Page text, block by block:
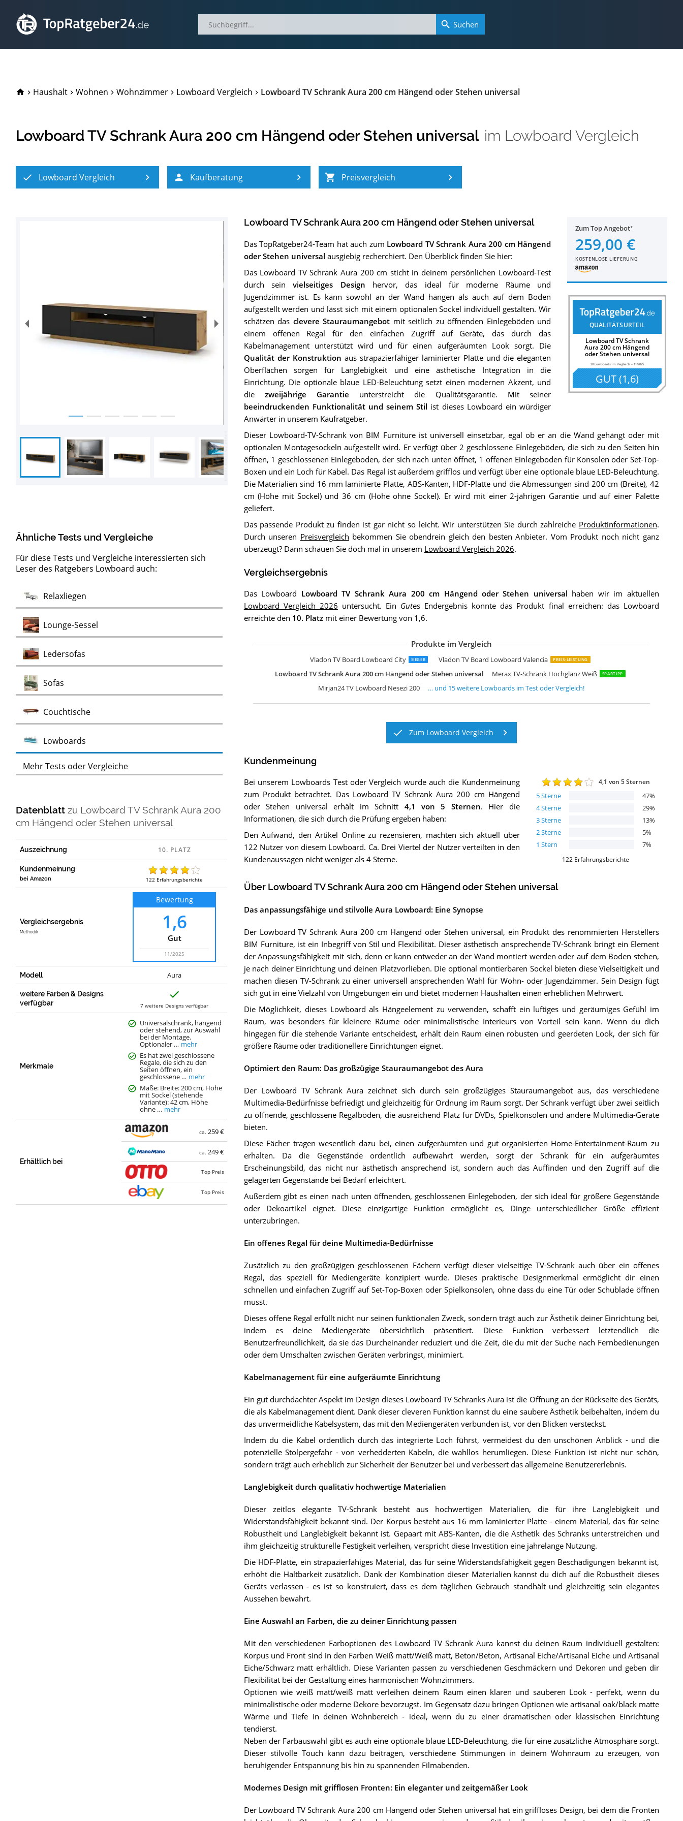
TopRatgeber24.de
Haushalt Wohnen Wohnzimmer Lowboard Vergleich Lowboard TV Schrank Aura 200 cm Hängend oder Stehen universal
Lowboard TV Schrank Aura 200 cm Hängend oder Stehen universal im Lowboard Vergleich
Lowboard Vergleich Kaufberatung Preisvergleich
Ähnliche Tests und Vergleiche
Für diese Tests und Vergleiche interessierten sich
Leser des Ratgebers Lowboard auch:
Relaxliegen
Lounge-Sessel
Ledersofas
Sofas
CouchtischeTest
Lowboards
SideboardsTest
Kommoden
Barock
KommodenTest
ClubsesselTest
MöbelklassikerTest
SchaukelstühleTest
VitrinenTest
Wohnwände
ChaiselonguesTest
Vintage SesselTest
Mehr Tests oder Vergleiche
Datenblattzu Lowboard TV Schrank Aura 200
cm Hängend oder Stehen universal
Auszeichnung
Kundenmeinung
bei Amazon 122 Erfahrungsberichte
Vergleichsergebnis
Methodik
Bewertung
1,6
Gut
11/2025
Modell Aura
weitere Farben & Designs
verfügbar
7 weitere Designs verfügbar
Merkmale
Universalschrank, hängend
oder stehend, zur Auswahl
bei der Montage.
Optionaler … mehr
Es hat zwei geschlossene
Regale, die sich zu den
Seiten öffnen, ein
geschlossene … mehr
Maße: Breite: 200 cm, Höhe
mit Sockel (stehende
Variante): 42 cm, Höhe
ohne … mehr
Erhältlich bei
ca. 259 €
ca. 249 €
Top Preis
Top Preis
Zum Top Angebot
259,00 €
KOSTENLOSE LIEFERUNG
QUALITÄTSURTEIL
Lowboard TV Schrank
Aura 200 cm Hängend
oder Stehen universal
20 Lowboards im Vergleich– 11/2025
GUT(1,6)
Lowboard TV Schrank Aura 200 cm Hängend oder Stehen universal
Das TopRatgeber24-Team hat auch zum Lowboard TV Schrank Aura 200 cm Hängend
oder Stehen universal ausgiebig recherchiert. Den Überblick finden Sie hier:
Das Lowboard TV Schrank Aura 200 cm sticht in deinem persönlichen Lowboard-Test
durch seinvielseitiges Design hervor, das ideal für moderne Räume und
Jugendzimmer ist. Es kann sowohl an der Wand hängen als auch auf dem Boden
aufgestellt werden und lässt sich mit einem optionalen Sockel individuell gestalten. Wir
schätzen das clevere Stauraumangebot mit seitlich zu öffnenden Einlegeböden und
einem offenen Regal für den einfachen Zugriff auf Geräte, das durch das
Kabelmanagement unterstützt wird und für einen aufgeräumten Look sorgt. Die
Qualität der Konstruktion aus strapazierfähiger laminierter Platte und die eleganten
Oberflächen sorgen für Langlebigkeit und eine ästhetische Integration in die
Einrichtung. Die optionale blaue LED-Beleuchtung setzt einen modernen Akzent, und
die zweijährige Garantie unterstreicht die Qualitätsgarantie. Mit seiner
beeindruckenden Funktionalität und seinem Stil ist dieses Lowboard ein würdiger
Anwärter in unserem Kaufratgeber.
Dieser Lowboard-TV-Schrank von BIM Furniture ist universell einsetzbar, egal ob er an die Wand gehängt oder mit
optionalen Montagesockeln aufgestellt wird. Er verfügt über 2 geschlossene Einlegeböden, die sich zu den Seiten hin
öffnen, 1 geschlossenen Einlegeboden, der sich nach unten öffnet, 1 offenen Einlegeboden für Konsolen oder Set-Top-
Boxen und ein Loch für Kabel. Das Regal ist außerdem grifflos und verfügt über eine optionale blaue LED-Beleuchtung.
Die Materialien sind 16 mm laminierte Platte, ABS-Kanten, HDF-Platte und die Abmessungen sind 200 cm (Breite), 42
cm (Höhe mit Sockel) und 36 cm (Höhe ohne Sockel). Er wird mit einer 2-jährigen Garantie und auf einer Palette
geliefert.
Das passende Produkt zu finden ist gar nicht so leicht. Wir unterstützen Sie durch zahlreiche Produktinformationen.
Durch unseren Preisvergleich bekommen Sie obendrein gleich den besten Anbieter. Vom Produkt noch nicht ganz
überzeugt? Dann schauen Sie doch mal in unserem Lowboard Vergleich 2026.
Vergleichsergebnis
Das Lowboard Lowboard TV Schrank Aura 200 cm Hängend oder Stehen universal haben wir im aktuellen
Lowboard Vergleich 2026 untersucht. Ein Gutes Endergebnis konnte das Produkt final erreichen: das Lowboard
erreichte den 10. Platzmit einer Bewertung von 1,6.
Produkte im Vergleich
Vladon TV Board Lowboard City SIEGER Vladon TV Board Lowboard Valencia PREIS-LEISTUNG
Lowboard TV Schrank Aura 200 cm Hängend oder Stehen universal Merax TV-Schrank Hochglanz Weiß SPARTIPP
Mirjan24 TV Lowboard Nesezi 200
SHARPDO Ausziehbarer TV-Schrank
OLEYLUCKLIVE Mid-Century Modern TV-Schrank
ZUUYEE TV-Schrank mit 2 Türen und 2 Schubladen
Lowboard Vihti mit 3 Staufächern
Merax TV Schrank TV Lowboard
Mirjan24 TV Lowboard Nesezi
Lookway Colgante 200 cm TV-Schrank
WLIVE TV Schrank mit LED
Vladon TV Board Lowboard Flow
Vladon TV Board Lowboard Flow
Forte High Rock TV Unterschrank rechts
Wuun Somero Korpus Weiß Hochglanz /180cm
TV-Lowboard Longboard Hifi Rack Unterschrank Tisch
Selsey Wander TV-Lowboard Fernsehschrank Hängend
Selsey Lana TV Hängeboard
… und 15weitere Lowboards im Test oder Vergleich!
Zum Lowboard Vergleich
Kundenmeinung
4,1 von 5 Sternen
5Sterne 47%
4Sterne 29%
3Sterne 13%
2Sterne 5%
1 Stern 7%
122 Erfahrungsberichte
Bei unserem Lowboards Test oder Vergleich wurde auch die Kundenmeinung
zum Produkt betrachtet. Das Lowboard TV Schrank Aura 200 cm Hängend
oder Stehen universal erhält im Schnitt 4,1 von 5 Sternen. Hier die
Informationen, die sich durch die Prüfung ergeben haben:
Den Aufwand, den Artikel Online zu rezensieren, machten sich aktuell über
122 Nutzer von diesem Lowboard. Ca. Drei Viertel der Nutzer verteilten in den
Kundenaussagen nicht weniger als 4 Sterne.
Über Lowboard TV Schrank Aura 200 cm Hängend oder Stehen universal
Das anpassungsfähige und stilvolle Aura Lowboard: Eine Synopse
Der Lowboard TV Schrank Aura 200 cm Hängend oder Stehen universal, ein Produkt des renommierten Herstellers
BIM Furniture, ist ein Inbegriff von Stil und Flexibilität. Dieser ästhetisch ansprechende TV-Schrank bringt ein Element
der Anpassungsfähigkeit mit sich, denn er kann entweder an der Wand montiert werden oder auf dem Boden stehen,
je nach deiner Einrichtung und deinen Platzvorlieben. Die optional montierbaren Sockel bieten diese Vielseitigkeit und
machen diesen TV-Schrank zu einer universell ansprechenden Wahl für Wohn- oder Jugendzimmer. Sein Design fügt
sich gut in eine Vielzahl von Umgebungen ein und bietet modernen Haushalten einen erheblichen Mehrwert.
Die Möglichkeit, dieses Lowboard als Hängeelement zu verwenden, schafft ein luftiges und geräumiges Gefühl im
Raum, was besonders für kleinere Räume oder minimalistische Interieurs von Vorteil sein kann. Wenn du dich
hingegen für die stehende Variante entscheidest, erhält dein Raum einen robusten und geerdeten Look, der sich für
größere Räume oder traditionellere Einrichtungen eignet.
Optimiert den Raum: Das großzügige Stauraumangebot des Aura
Der Lowboard TV Schrank Aura zeichnet sich durch sein großzügiges Stauraumangebot aus, das verschiedene
Multimedia-Bedürfnisse befriedigt und gleichzeitig für Ordnung im Raum sorgt. Der Schrank verfügt über zwei seitlich
zu öffnende, geschlossene Regalböden, die ausreichend Platz für DVDs, Spielkonsolen und andere Multimedia-Geräte
bieten.
Diese Fächer tragen wesentlich dazu bei, einen aufgeräumten und gut organisierten Home-Entertainment-Raum zu
erhalten. Da die Gegenstände ordentlich aufbewahrt werden, sorgt der Schrank für ein aufgeräumtes
Erscheinungsbild, das nicht nur ästhetisch ansprechend ist, sondern auch das Auffinden und den Zugriff auf die
gelagerten Gegenstände bei Bedarf erleichtert.
Außerdem gibt es einen nach unten öffnenden, geschlossenen Einlegeboden, der sich ideal für größere Gegenstände
oder Dekoartikel eignet. Diese einzigartige Funktion ermöglicht es, Dinge unterschiedlicher Größe effizient
unterzubringen.
Ein offenes Regal für deine Multimedia-Bedürfnisse
Zusätzlich zu den großzügigen geschlossenen Fächern verfügt dieser vielseitige TV-Schrank auch über ein offenes
Regal, das speziell für Mediengeräte konzipiert wurde. Dieses praktische Designmerkmal ermöglicht dir einen
schnellen und einfachen Zugriff auf Set-Top-Boxen oder Spielkonsolen, ohne dass du eine Tür oder Schublade öffnen
musst.
Dieses offene Regal erfüllt nicht nur seinen funktionalen Zweck, sondern trägt auch zur Ästhetik deiner Einrichtung bei,
indem es deine Mediengeräte übersichtlich präsentiert. Diese Funktion verbessert letztendlich die
Benutzerfreundlichkeit, da sie das Durcheinander reduziert und die Zeit, die du mit der Suche nach Fernbedienungen
oder dem Umschalten zwischen Geräten verbringst, minimiert.
Kabelmanagement für eine aufgeräumte Einrichtung
Ein gut durchdachter Aspekt im Design dieses Lowboard TV Schranks Aura ist die Öffnung an der Rückseite des Geräts,
die als Kabelmanagement dient. Dank dieser cleveren Funktion kannst du eine saubere Ästhetik beibehalten, indem du
das unvermeidliche Kabelsystem, das mit den Mediengeräten verbunden ist, vor den Blicken versteckst.
Indem du die Kabel ordentlich durch das integrierte Loch führst, vermeidest du den unschönen Anblick - und die
potenzielle Stolpergefahr - von verhedderten Kabeln, die wahllos herumliegen. Diese Funktion ist nicht nur schön,
sondern trägt auch erheblich zur Sicherheit der Benutzer bei und verbessert das allgemeine Benutzererlebnis.
Langlebigkeit durch qualitativ hochwertige Materialien
Dieser zeitlos elegante TV-Schrank besteht aus hochwertigen Materialien, die für ihre Langlebigkeit und
Widerstandsfähigkeit bekannt sind. Der Korpus besteht aus 16 mm laminierter Platte - einem Material, das für seine
Robustheit und Langlebigkeit bekannt ist. Gepaart mit ABS-Kanten, die die Ästhetik des Schranks unterstreichen und
ihm gleichzeitig strukturelle Festigkeit verleihen, verspricht diese Investition eine jahrelange Nutzung.
Die HDF-Platte, ein strapazierfähiges Material, das für seine Widerstandsfähigkeit gegen Beschädigungen bekannt ist,
erhöht die Haltbarkeit zusätzlich. Dank der Kombination dieser Materialien kannst du dich auf die Robustheit dieses
Geräts verlassen - es ist so konstruiert, dass es dem täglichen Gebrauch standhält und gleichzeitig sein elegantes
Aussehen bewahrt.
Eine Auswahl an Farben, die zu deiner Einrichtung passen
Mit den verschiedenen Farboptionen des Lowboard TV Schrank Aura kannst du deinen Raum individuell gestalten:
Korpus und Front sind in den Farben Weiß matt/Weiß matt, Beton/Beton, Artisanal Eiche/Artisanal Eiche und Artisanal
Eiche/Schwarz matt erhältlich. Diese Varianten passen zu verschiedenen Geschmäckern und Dekoren und geben dir
Flexibilität bei der Gestaltung eines harmonischen Wohnzimmers.
Optionen wie weiß matt/weiß matt verleihen deinem Raum einen klaren und sauberen Look - perfekt, wenn du
minimalistische oder moderne Dekore bevorzugst. Im Gegensatz dazu bringen Optionen wie artisanal oak/black matte
Wärme und Tiefe in deinen Wohnbereich - ideal, wenn du zu einer dramatischen oder klassischen Einrichtung
tendierst.
Neben der Farbauswahl gibt es auch eine optionale blaue LED-Beleuchtung, die für eine zusätzliche Atmosphäre sorgt.
Dieser stilvolle Touch kann dazu beitragen, verschiedene Stimmungen in deinem Wohnraum zu erzeugen, von
beruhigender Entspannung bis hin zu spannenden Filmabenden.
Modernes Design mit grifflosen Fronten: Ein eleganter und zeitgemäßer Look
Der Lowboard TV Schrank Aura 200 cm Hängend oder Stehen universal hat ein griffloses Design, bei dem die Fronten
Suchen